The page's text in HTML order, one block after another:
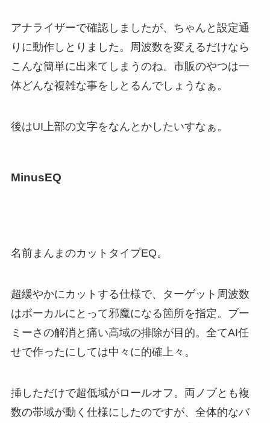
アナライザーで確認しましたが、ちゃんと設定通
りに動作しとりました。周波数を変えるだけなら
こんな簡単に出来てしまうのね。市販のやつは一
体どんな複雑な事をしとるんでしょうなぁ。
後はUI上部の文字をなんとかしたいすなぁ。
MinusEQ
名前まんまのカットタイプEQ。
超緩やかにカットする仕様で、ターゲット周波数
はボーカルにとって邪魔になる箇所を指定。ブー
ミーさの解消と痛い高域の排除が目的。全てAI任
せで作ったにしては中々に的確上々。
挿しただけで超低域がロールオフ。両ノブとも複
数の帯域が動く仕様にしたのですが、全体的なバ